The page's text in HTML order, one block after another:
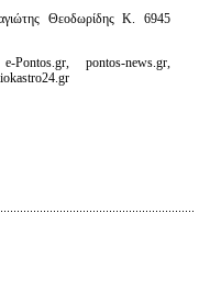
Θεοδωρίδης Κ. 6945
pontos-news.gr,